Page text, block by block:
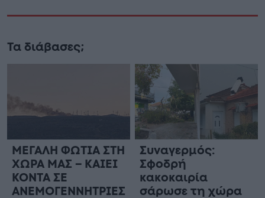
Τα διάβασες;
ΜΕΓΑΛΗ ΦΩΤΙΑ ΣΤΗ
ΧΩΡΑ ΜΑΣ – ΚΑΙΕΙ
ΚΟΝΤΑ ΣΕ
ΑΝΕΜΟΓΕΝΝΗΤΡΙΕΣ
Συναγερμός:
Σφοδρή
κακοκαιρία
σάρωσε τη χώρα